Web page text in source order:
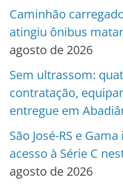
Caminhão
atingiu ônibus
agosto de 2026
Sem ultrassom:
contratação,
entregue em
São José-RS e
acesso à Série C
agosto de 2026